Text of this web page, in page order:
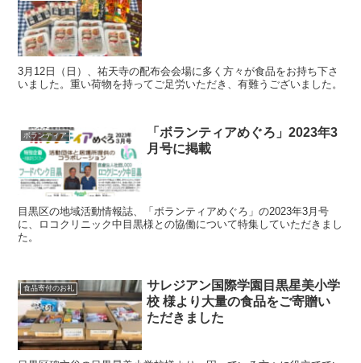
3月12日（日）、祐天寺の配布会会場に多く方々が食品をお持ち下さ
いました。重い荷物を持ってご足労いただき、有難うございました。
ボランティア
「ボランティアめぐろ」2023年3
月号に掲載
目黒区の地域活動情報誌、「ボランティアめぐろ」の2023年3月号
に、ロコクリニック中目黒様との協働について特集していただきまし
た。
食品寄付のお礼
サレジアン国際学園目黒星美小学
校 様より大量の食品をご寄贈い
ただきました